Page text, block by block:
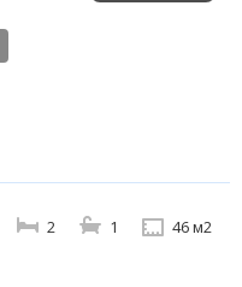
2 1 46 м2